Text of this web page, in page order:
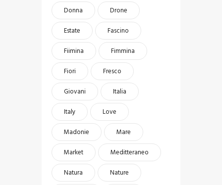
Donna
Drone
Estate
Fascino
Fiimina
Fimmina
Fiori
Fresco
Giovani
Italia
Italy
Love
Madonie
Mare
Market
Meditteraneo
Natura
Nature